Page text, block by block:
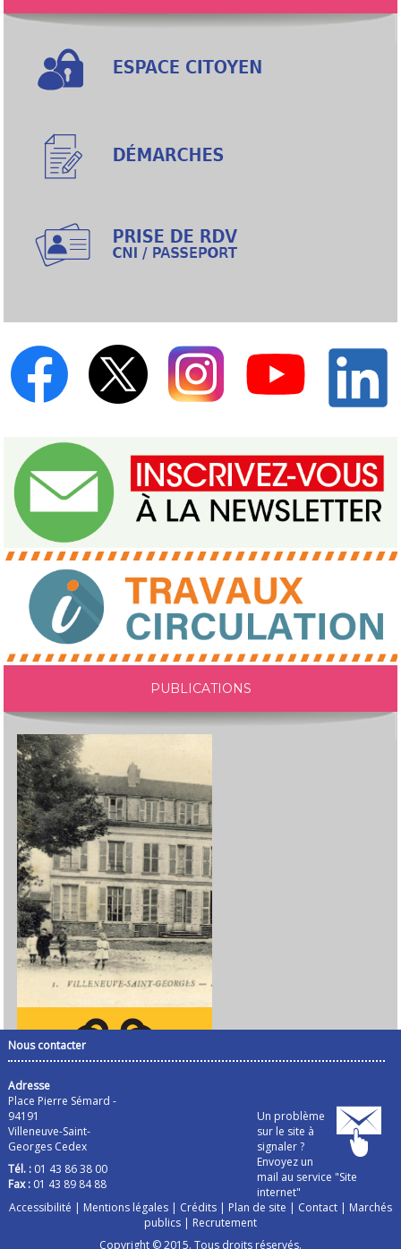
PUBLICATIONS
Nous contacter
Adresse
Place Pierre Sémard -
94191
Villeneuve-Saint-
Georges Cedex
Tél. :01 43 86 38 00
Fax :01 43 89 84 88
Un problème
sur le site à
signaler ?
Envoyez un
mail au service "Site
internet"
Accessibilité | Mentions légales | Crédits | Plan de site | Contact | Marchés
publics | Recrutement
Copyright © 2015. Tous droits réservés.